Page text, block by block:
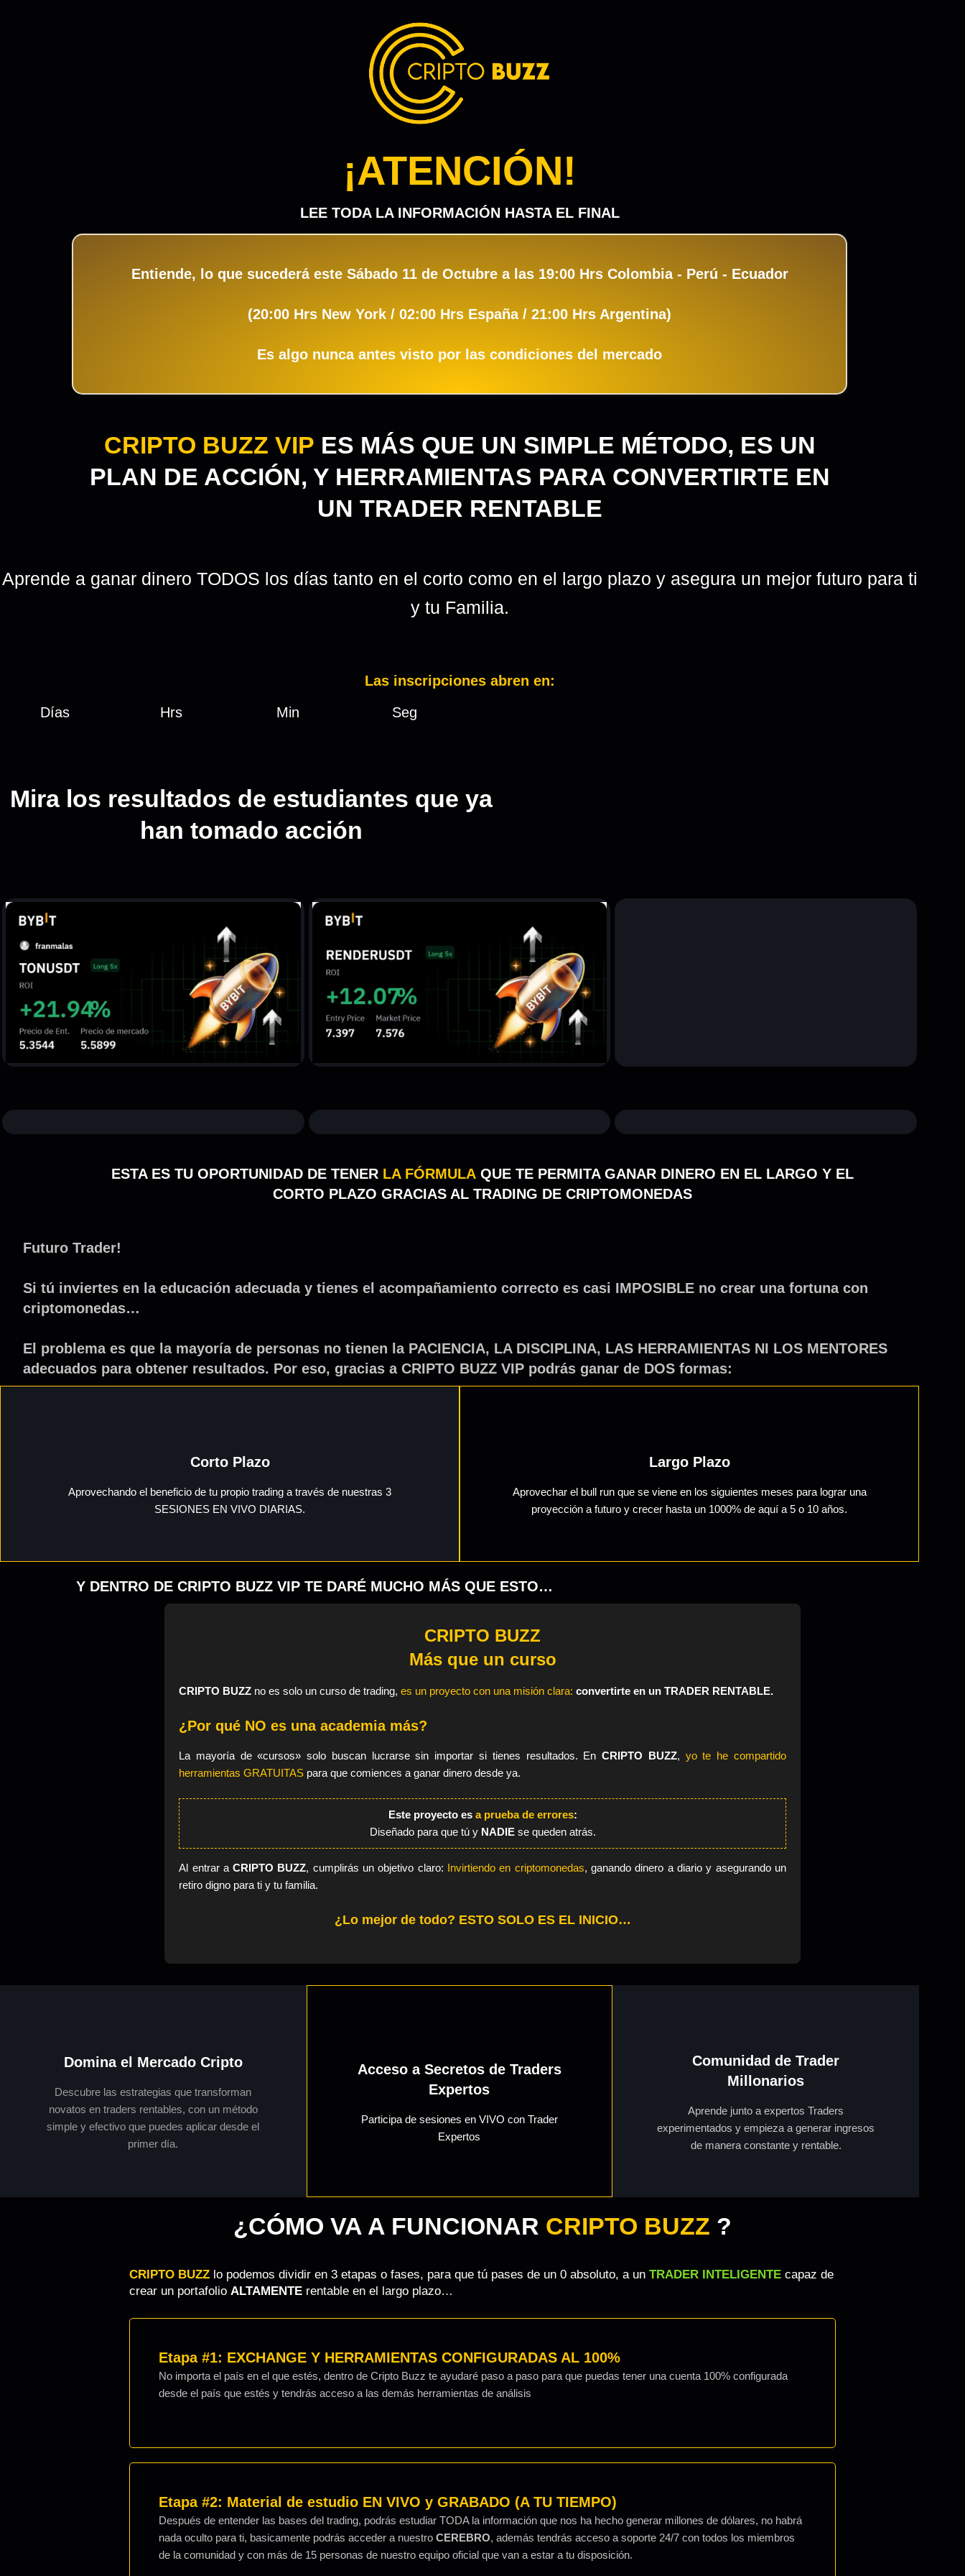
¡ATENCIÓN!
LEE TODA LA INFORMACIÓN HASTA EL FINAL
Entiende, lo que sucederá este Sábado 11 de Octubre a las 19:00 Hrs Colombia - Perú - Ecuador
(20:00 Hrs New York / 02:00 Hrs España / 21:00 Hrs Argentina)
Es algo nunca antes visto por las condiciones del mercado
CRIPTO BUZZ VIP ES MÁS QUE UN SIMPLE MÉTODO, ES UN
PLAN DE ACCIÓN, Y HERRAMIENTAS PARA CONVERTIRTE EN
UN TRADER RENTABLE
Aprende a ganar dinero TODOS los días tanto en el corto como en el largo plazo y asegura un mejor futuro para ti
y tu Familia.
Las inscripciones abren en:
Días
Hrs Min Seg
Mira los resultados de estudiantes que ya
han tomado acción
ESTA ES TU OPORTUNIDAD DE TENER LA FÓRMULA QUE TE PERMITA GANAR DINERO EN EL LARGO Y EL
CORTO PLAZO GRACIAS AL TRADING DE CRIPTOMONEDAS
Futuro Trader!
Si tú inviertes en la educación adecuada y tienes el acompañamiento correcto es casi IMPOSIBLE no crear una fortuna con
criptomonedas…
El problema es que la mayoría de personas no tienen la PACIENCIA, LA DISCIPLINA, LAS HERRAMIENTAS NI LOS MENTORES
adecuados para obtener resultados. Por eso, gracias a CRIPTO BUZZ VIP podrás ganar de DOS formas:
Corto Plazo
Aprovechando el beneficio de tu propio trading a través de nuestras 3
SESIONES EN VIVO DIARIAS.
Largo Plazo
Aprovechar el bull run que se viene en los siguientes meses para lograr una
proyección a futuro y crecer hasta un 1000% de aquí a 5 o 10 años.
Y DENTRO DE CRIPTO BUZZ VIP TE DARÉ MUCHO MÁS QUE ESTO…
CRIPTO BUZZ
Más que un curso
CRIPTO BUZZ no es solo un curso de trading,es un proyecto con una misión clara: convertirte en un TRADER RENTABLE.
¿Por qué NO es una academia más?
La mayoría de «cursos» solo buscan lucrarse sin importar si tienes resultados. EnCRIPTO BUZZ, yo te he compartido
herramientas GRATUITAS para que comiences a ganar dinero desde ya.
Este proyecto es a prueba de errores:
Diseñado para que tú y NADIEse queden atrás.
Al entrar aCRIPTO BUZZ, cumplirás un objetivo claro: Invirtiendo en criptomonedas, ganando dinero a diario y asegurando un
retiro digno para ti y tu familia.
¿Lo mejor de todo? ESTO SOLO ES EL INICIO…
Domina el Mercado Cripto
Descubre las estrategias que transforman
novatos en traders rentables, con un método
simple y efectivo que puedes aplicar desde el
primer día.
Acceso a Secretos de Traders
Expertos
Participa de sesiones en VIVO con Trader
Expertos
Comunidad de Trader
Millonarios
Aprende junto a expertos Traders
experimentados y empieza a generar ingresos
de manera constante y rentable.
¿CÓMO VA A FUNCIONAR CRIPTO BUZZ ?
CRIPTO BUZZ lo podemos dividir en 3 etapas o fases, para que tú pases de un 0 absoluto, a un TRADER INTELIGENTE capaz de
crear un portafolio ALTAMENTE rentable en el largo plazo…
Etapa #1: EXCHANGE Y HERRAMIENTAS CONFIGURADAS AL 100%
No importa el país en el que estés, dentro de Cripto Buzz te ayudaré paso a paso para que puedas tener una cuenta 100% configurada
desde el país que estés y tendrás acceso a las demás herramientas de análisis
Etapa #2: Material de estudio EN VIVO y GRABADO (A TU TIEMPO)
Después de entender las bases del trading, podrás estudiar TODA la información que nos ha hecho generar millones de dólares, no habrá
nada oculto para ti, basicamente podrás acceder a nuestro CEREBRO, además tendrás acceso a soporte 24/7 con todos los miembros
de la comunidad y con más de 15 personas de nuestro equipo oficial que van a estar a tu disposición.